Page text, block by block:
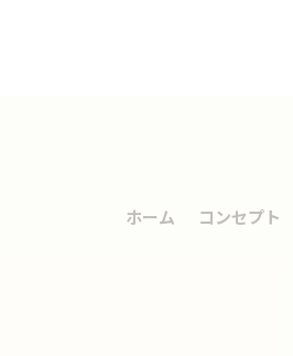
ホーム コンセプト